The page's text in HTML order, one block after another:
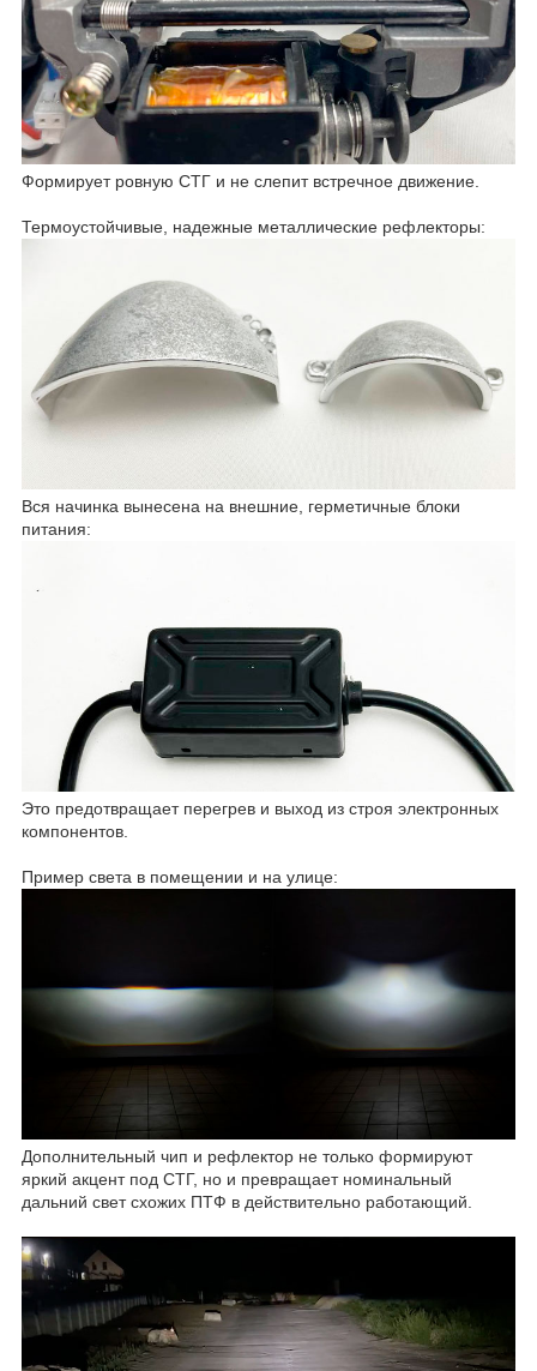
Формирует ровную СТГ и не слепит встречное движение.
Термоустойчивые, надежные металлические рефлекторы:
Вся начинка вынесена на внешние, герметичные блоки
питания:
Это предотвращает перегрев и выход из строя электронных
компонентов.
Пример света в помещении и на улице:
Дополнительный чип и рефлектор не только формируют
яркий акцент под СТГ, но и превращает номинальный
дальний свет схожих ПТФ в действительно работающий.